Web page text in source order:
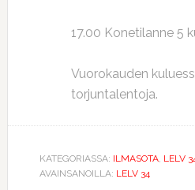
17.00 Konetilanne 5
Vuorokauden
torjuntalentoja.
KATEGORIASSA: ILMASOTA, LELV
AVAINSANOILLA: LELV 34